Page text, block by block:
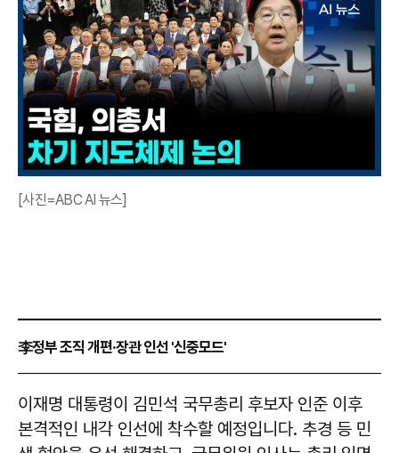
[사진=ABC AI 뉴스]
李정부 조직 개편·장관 인선 '신중모드'
이재명 대통령이 김민석 국무총리 후보자 인준 이후
본격적인 내각 인선에 착수할 예정입니다. 추경 등 민